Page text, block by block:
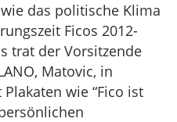
das politische Klima
Ficos 2012-
trat der Vorsitzende
Matovic, in
wie “Fico ist